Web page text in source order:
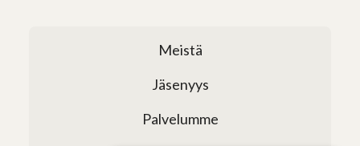
Meistä
Jäsenyys
Palvelumme